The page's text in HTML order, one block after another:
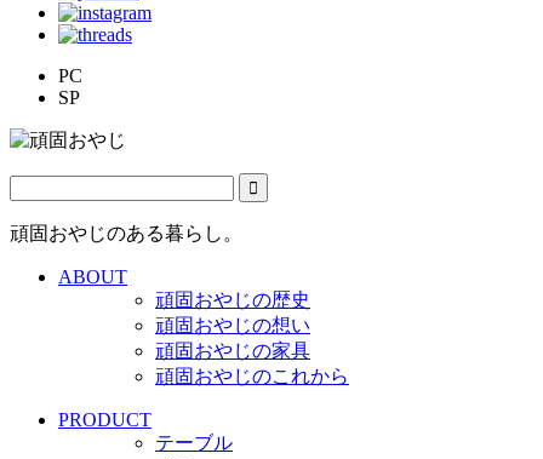
PC
SP
頑固おやじのある暮らし。
ABOUT
頑固おやじの歴史
頑固おやじの想い
頑固おやじの家具
頑固おやじのこれから
PRODUCT
テーブル